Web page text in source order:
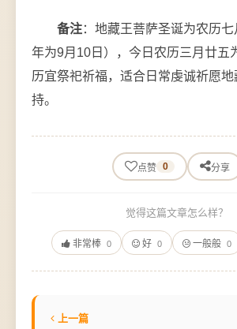
备注：地藏王菩萨圣诞为农历
年为9月10日），今日农历三月廿五
历宜祭祀祈福，适合日常虔诚祈愿
持。
点赞 0 分享
觉得这篇文章怎么样？
非常棒 0 好 0 一般般 0
上一篇